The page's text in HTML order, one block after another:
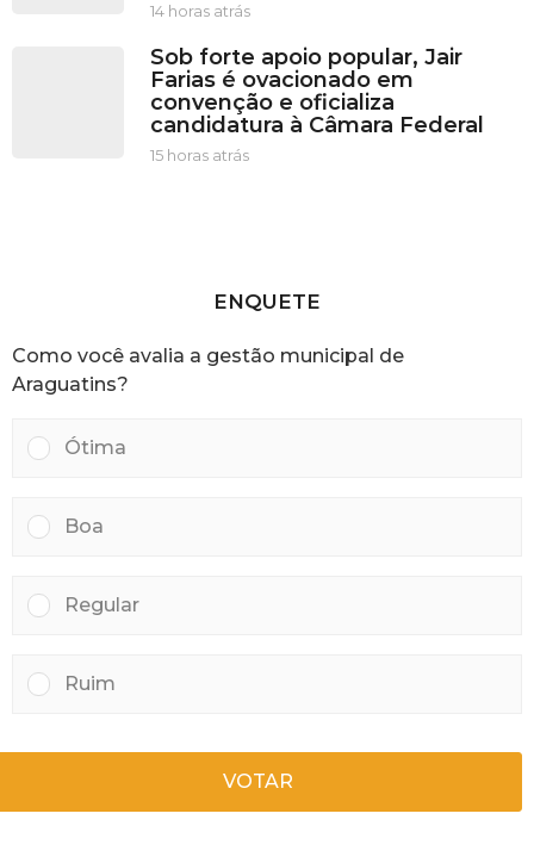
a
r
á
s
14 horas atrás1
h
o
r
a
Sob forte apoio popular, Jair
Farias é ovacionado em
convenção e oficializa
candidatura à Câmara Federal
15 horas atrás1
s
a
r
ENQUETE
Como você avalia a gestão municipal de
Araguatins?
Ótima
Boa
Regular
Ruim
VOTAR